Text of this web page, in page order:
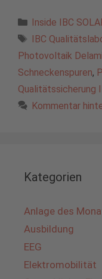
Kategorien
Inside IBC
Schlagwörter
IBC
Photovoltaik
Schneckenspuren,
Qualitätssicherung
Kommentar
Kategorien
Anlage des
Ausbildung
EEG
Elektromobilität